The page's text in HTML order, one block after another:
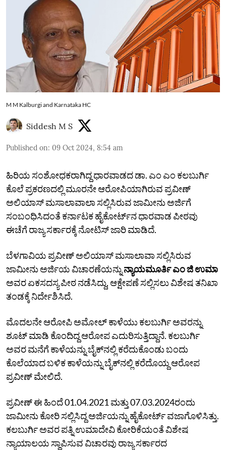
M M Kalburgi and Karnataka HC
Siddesh M S
Published on: 09 Oct 2024, 8:54 am
ಹಿರಿಯ ಸಂಶೋಧಕರಾಗಿದ್ದ ಧಾರವಾಡದ ಡಾ. ಎಂ ಎಂ ಕಲಬುರ್ಗಿ
ಕೊಲೆ ಪ್ರಕರಣದಲ್ಲಿ ಮೂರನೇ ಆರೋಪಿಯಾಗಿರುವ ಪ್ರವೀಣ್‌
ಅಲಿಯಾಸ್‌ ಮಸಾಲಾವಾಲಾ ಸಲ್ಲಿಸಿರುವ ಜಾಮೀನು ಅರ್ಜಿಗೆ
ಸಂಬಂಧಿಸಿದಂತೆ ಕರ್ನಾಟಕ ಹೈಕೋರ್ಟ್‌ನ ಧಾರವಾಡ ಪೀಠವು
ಈಚೆಗೆ ರಾಜ್ಯ ಸರ್ಕಾರಕ್ಕೆ ನೋಟಿಸ್‌ ಜಾರಿ ಮಾಡಿದೆ.
ಬೆಳಗಾವಿಯ ಪ್ರವೀಣ್‌ ಅಲಿಯಾಸ್‌ ಮಸಾಲಾವಾ ಸಲ್ಲಿಸಿರುವ
ಜಾಮೀನು ಅರ್ಜಿಯ ವಿಚಾರಣೆಯನ್ನುನ್ಯಾಯಮೂರ್ತಿ ಎಂ ಜಿ ಉಮಾ
ಅವರ ಏಕಸದಸ್ಯ ಪೀಠ ನಡೆಸಿದ್ದು, ಆಕ್ಷೇಪಣೆ ಸಲ್ಲಿಸಲು ವಿಶೇಷ ತನಿಖಾ
ತಂಡಕ್ಕೆ ನಿರ್ದೇಶಿಸಿದೆ.
ಮೊದಲನೇ ಆರೋಪಿ ಅಮೋಲ್‌ ಕಾಳೆಯು ಕಲಬುರ್ಗಿ ಅವರನ್ನು
ಶೂಟ್‌ ಮಾಡಿ ಕೊಂದಿದ್ದ ಆರೋಪ ಎದುರಿಸುತ್ತಿದ್ದಾನೆ. ಕಲಬುರ್ಗಿ
ಅವರ ಮನೆಗೆ ಕಾಳೆಯನ್ನು ಬೈಕ್‌ನಲ್ಲಿ ಕರೆದುಕೊಂಡು ಬಂದು
ಕೊಲೆಯಾದ ಬಳಿಕ ಕಾಳೆಯನ್ನು ಬೈಕ್‌ನಲ್ಲಿ ಕರೆದೊಯ್ದ ಆರೋಪ
ಪ್ರವೀಣ್‌ ಮೇಲಿದೆ.
ಪ್ರವೀಣ್‌ ಈ ಹಿಂದೆ 01.04.2021 ಮತ್ತು 07.03.2024ರಂದು
ಜಾಮೀನು ಕೋರಿ ಸಲ್ಲಿಸಿದ್ದ ಅರ್ಜಿಯನ್ನು ಹೈಕೋರ್ಟ್‌ ವಜಾಗೊಳಿಸಿತ್ತು.
ಕಲಬುರ್ಗಿ ಅವರ ಪತ್ನಿ ಉಮಾದೇವಿ ಕೋರಿಕೆಯಂತೆ ವಿಶೇಷ
ನ್ಯಾಯಾಲಯ ಸ್ಥಾಪಿಸುವ ವಿಚಾರವು ರಾಜ್ಯ ಸರ್ಕಾರದ